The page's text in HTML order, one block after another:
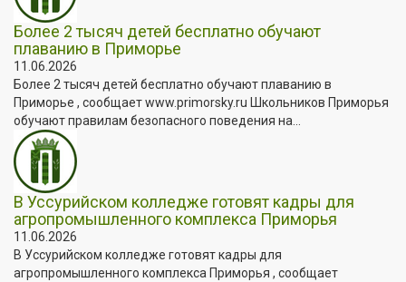
Более 2 тысяч детей бесплатно обучают
плаванию в Приморье
11.06.2026
Более 2 тысяч детей бесплатно обучают плаванию в
Приморье , сообщает www.primorsky.ru Школьников Приморья
обучают правилам безопасного поведения на...
В Уссурийском колледже готовят кадры для
агропромышленного комплекса Приморья
11.06.2026
В Уссурийском колледже готовят кадры для
агропромышленного комплекса Приморья , сообщает